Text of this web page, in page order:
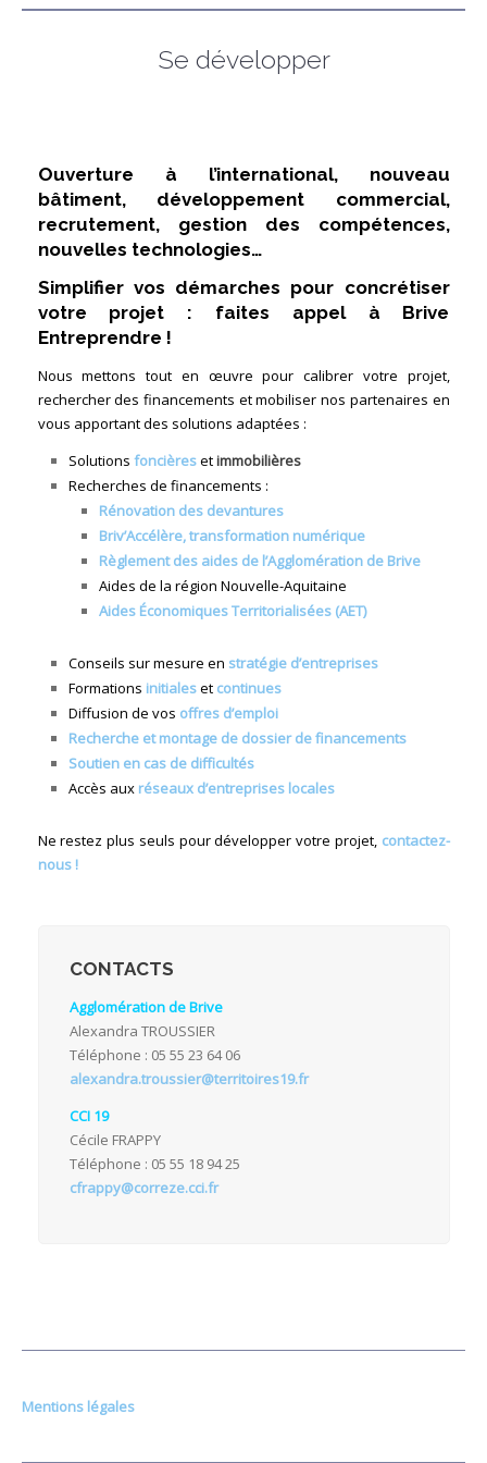
Se développer
Ouverture à l’international, nouveau
bâtiment, développement commercial,
recrutement, gestion des compétences,
nouvelles technologies…
Simplifier vos démarches pour concrétiser
votre projet : faites appel à Brive
Entreprendre !
Nous mettons tout en œuvre pour calibrer votre projet,
rechercher des financements et mobiliser nos partenaires en
vous apportant des solutions adaptées :
Solutions foncièresetimmobilières
Recherches de financements :
Rénovation des devantures
Briv’Accélère, transformation numérique
Règlement des aides de l’Agglomération de Brive
Aides de la région Nouvelle-Aquitaine
Aides Économiques Territorialisées (AET)
Conseils sur mesure en stratégie d’entreprises
Formations initialeset continues
Diffusion de vos offres d’emploi
Recherche et montage de dossier de financements
Soutien en cas de difficultés
Accès aux réseaux d’entreprises locales
Ne restez plus seuls pour développer votre projet, contactez-
nous !
CONTACTS
Agglomération de Brive
Alexandra TROUSSIER
Téléphone : 05 55 23 64 06
alexandra.troussier@territoires19.fr
CCI 19
Cécile FRAPPY
Téléphone : 05 55 18 94 25
cfrappy@correze.cci.fr
Mentions légales